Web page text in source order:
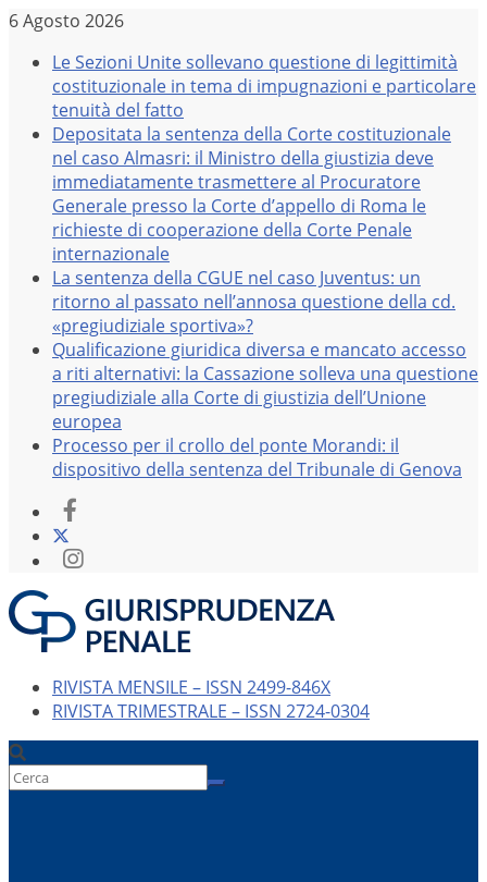
Salta
contenuto
6 Agosto 2026
Le Sezioni Unite sollevano questione di legittimità
costituzionale in tema di impugnazioni e particolare
tenuità del fatto
Depositata la sentenza della Corte costituzionale
nel caso Almasri: il Ministro della giustizia deve
immediatamente trasmettere al Procuratore
Generale presso la Corte d’appello di Roma le
richieste di cooperazione della Corte Penale
internazionale
La sentenza della CGUE nel caso Juventus: un
ritorno al passato nell’annosa questione della cd.
«pregiudiziale sportiva»?
Qualificazione giuridica diversa e mancato accesso
a riti alternativi: la Cassazione solleva una questione
pregiudiziale alla Corte di giustizia dell’Unione
europea
Processo per il crollo del ponte Morandi: il
dispositivo della sentenza del Tribunale di Genova
RIVISTA MENSILE – ISSN 2499-846X
RIVISTA TRIMESTRALE – ISSN 2724-0304